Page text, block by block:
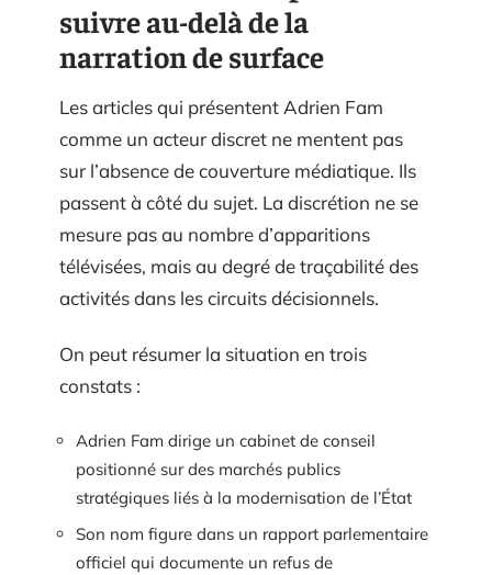
suivre au-delà de la
narration de surface
Les articles qui présentent Adrien Fam
comme un acteur discret ne mentent pas
sur l’absence de couverture médiatique. Ils
passent à côté du sujet. La discrétion ne se
mesure pas au nombre d’apparitions
télévisées, mais au degré de traçabilité des
activités dans les circuits décisionnels.
On peut résumer la situation en trois
constats :
Adrien Fam dirige un cabinet de conseil
positionné sur des marchés publics
stratégiques liés à la modernisation de l’État
Son nom figure dans un rapport parlementaire
officiel qui documente un refus de